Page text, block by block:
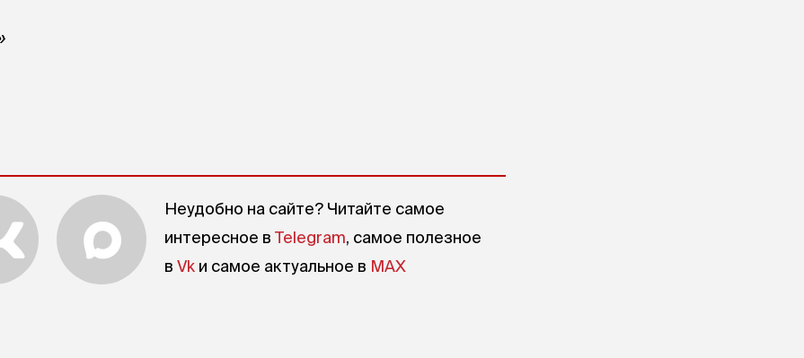
Неудобно на сайте? Читайте самое
интересное в Telegram, самое полезное
в Vk и самое актуальное в MAX